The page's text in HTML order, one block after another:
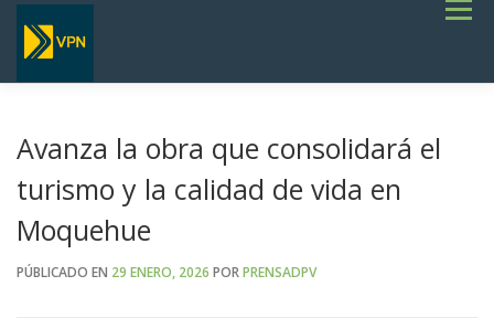
Saltar
contenido
Menú
GALERÍA
TERMINOS DE REFERENCIA GENERALES- OBRAS VIALES
Avanza la obra que consolidará el
turismo y la calidad de vida en
Moquehue
PÚBLICADO EN 29 ENERO, 2026 PORPRENSADPV